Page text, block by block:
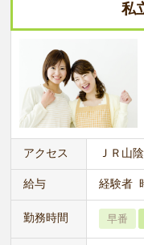
私
アクセス ＪＲ山
給与 経験者
勤務時間 早番